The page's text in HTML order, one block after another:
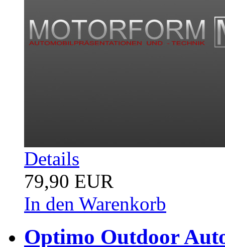
Details
79,90 EUR
In den Warenkorb
Optimo Outdoor